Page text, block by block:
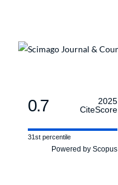
0.7
2025
CiteScore
31st percentile
Powered by Scopus